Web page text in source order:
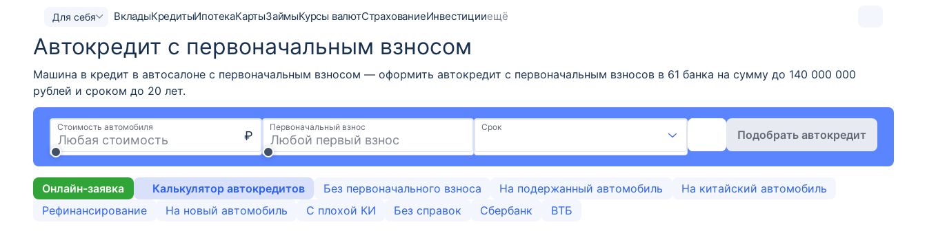
Для себя ВкладыКредитыИпотекаКартыЗаймыКурсы валютСтрахованиеИнвестицииещё
Автокредит с первоначальным взносом
Машина в кредит в автосалоне с первоначальным взносом — оформить автокредит с первоначальным взносов в 61 банка на сумму до 140 000 000
рублей и сроком до 20 лет.
Стоимость автомобиля
₽
Первоначальный взнос Срок
Подобрать автокредит
Онлайн-заявка Калькулятор автокредитов Без первоначального взноса На подержанный автомобиль
На китайский автомобиль
Рефинансирование
На новый автомобиль С плохой КИ Без справок Сбербанк ВТБ